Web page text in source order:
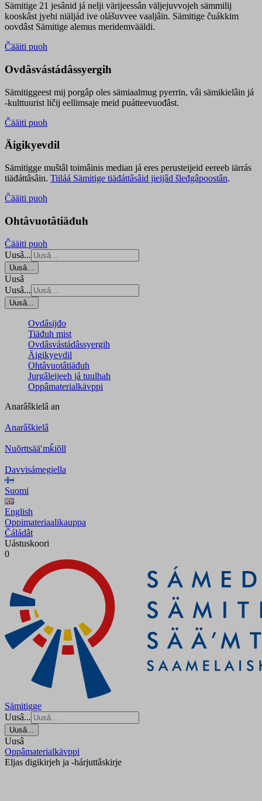
Sämitige 21 jesânid já nelji värijeessân väljejuvvojeh sämmilij
kooskâst jyehi niäljád ive olášuvvee vaaljâin. Sämitige čuákkim
oovdâst Sämitige alemus meridemvääldi.
Čääiti puoh
Ovdâsvástádâssyergih
Sämitiggeest mij porgâp oles sämiaalmug pyerrin, vâi sämikielâin já
-kulttuurist ličij eellimsaje meid puátteevuođâst.
Čääiti puoh
Äigikyevdil
Sämitigge muštâl toimâinis median já eres perusteijeid eereeb iärrás
tiäđáttâsâin. Tiiláá Sämitige tiäđáttâsâid jieijâd šleđgâpoostân.
Čääiti puoh
Ohtâvuotâtiäđuh
Čääiti puoh
Uusâ...
Uusâ...
Uusâ
Uusâ...
Uusâ...
Ovdâsijđo
Tiäđuh mist
Ovdâsvástádâssyergih
Äigikyevdil
Ohtâvuotâtiäđuh
Jurgâleijeeh já tuulhah
Oppâmaterialkävppi
Anarâškielâ an
Anarâškielâ
Nuõrttsääʹmǩiõll
Davvisámegiella
Suomi
English
Oppimateriaalikauppa
Čáládât
Uástuskoori
0
Sämitigge
Uusâ...
Uusâ...
Uusâ
Oppâmaterialkävppi
Eljas digikirjeh ja -hárjuttâskirje